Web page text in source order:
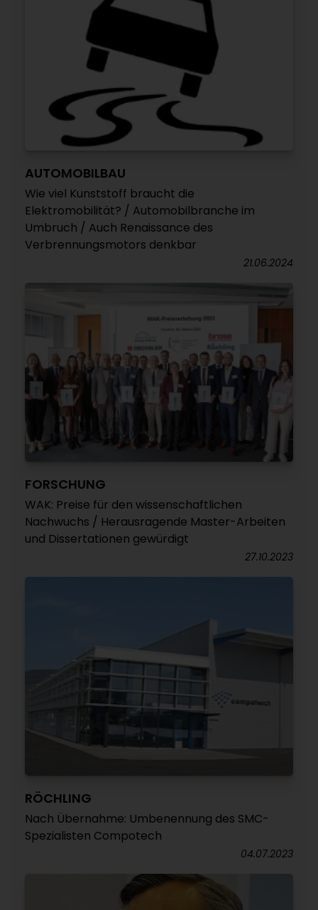
AUTOMOBILBAU
Wie viel Kunststoff braucht die
Elektromobilität? / Automobilbranche im
Umbruch / Auch Renaissance des
Verbrennungsmotors denkbar
21.06.2024
FORSCHUNG
WAK: Preise für den wissenschaftlichen
Nachwuchs / Herausragende Master-Arbeiten
und Dissertationen gewürdigt
27.10.2023
RÖCHLING
Nach Übernahme: Umbenennung des SMC-
Spezialisten Compotech
04.07.2023